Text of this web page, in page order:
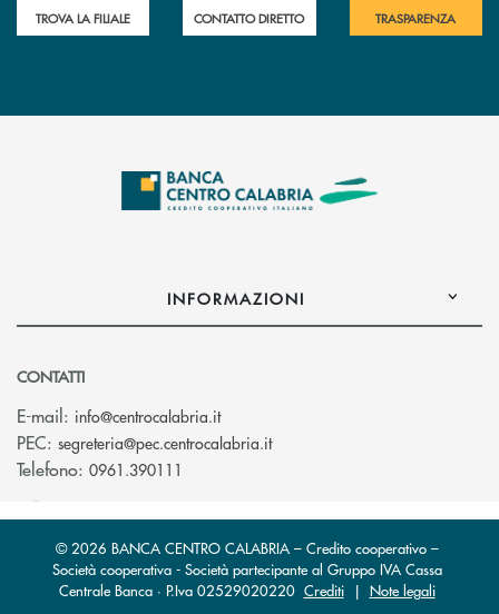
TROVA LA FILIALE CONTATTO DIRETTO TRASPARENZA
INFORMAZIONI
CONTATTI
E-mail: info@centrocalabria.it(si apre l’app di posta elettronica)
PEC: segreteria@pec.centrocalabria.it(si apre l’app di posta
Telefono: 0961.390111
© 2026 BANCA CENTRO CALABRIA – Credito cooperativo –
Società cooperativa - Società partecipante al Gruppo IVA Cassa
Centrale Banca · P.Iva 02529020220 Crediti| Note legali